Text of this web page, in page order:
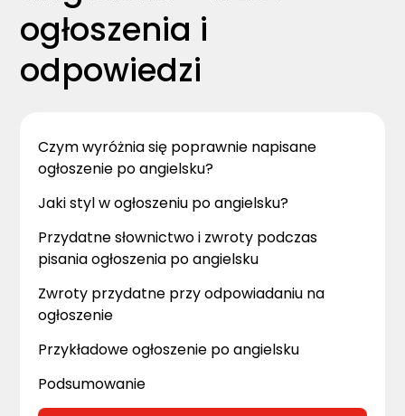
ogłoszenia i
odpowiedzi
Czym wyróżnia się poprawnie napisane
ogłoszenie po angielsku?
Jaki styl w ogłoszeniu po angielsku?
Przydatne słownictwo i zwroty podczas
pisania ogłoszenia po angielsku
Zwroty przydatne przy odpowiadaniu na
ogłoszenie
Przykładowe ogłoszenie po angielsku
Podsumowanie